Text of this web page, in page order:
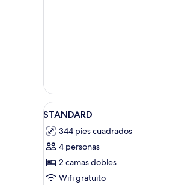
Abrir
todas
las
fotos
de
STANDARD
3
STANDARD
344 pies cuadrados
4 personas
2 camas dobles
Wifi gratuito